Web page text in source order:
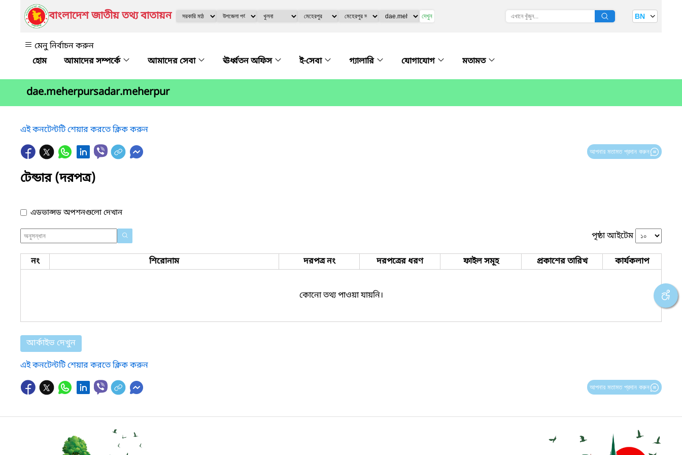
বাংলাদেশ জাতীয় তথ্য বাতায়ন দেখুন BN
মেনু নির্বাচন করুন
আমাদের সম্পর্কে
আমাদের সেবা ঊর্ধ্বতন অফিস ই-সেবা গ্যালারি যোগাযোগ মতামত
dae.meherpursadar.meherpur
এই কনটেন্টটি শেয়ার করতে ক্লিক করুন
আপনার মতামত প্রদান করুন
টেন্ডার (দরপত্র)
এডভান্সড অপশনগুলো দেখান
পৃষ্ঠা আইটেম
নং শিরোনাম দরপত্র নং দরপত্রের ধরণ ফাইল সমূহ প্রকাশের তারিখ কার্যকলাপ
কোনো তথ্য পাওয়া যায়নি।
আর্কাইভ দেখুন
এই কনটেন্টটি শেয়ার করতে ক্লিক করুন
আপনার মতামত প্রদান করুন